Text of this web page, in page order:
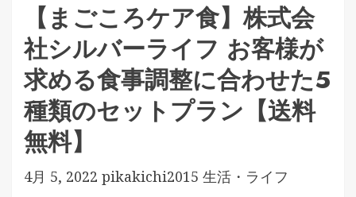
【まごころケア食】株式会
社シルバーライフ お客様が
求める食事調整に合わせた5
種類のセットプラン【送料
無料】
4月 5, 2022 pikakichi2015 生活・ライフ